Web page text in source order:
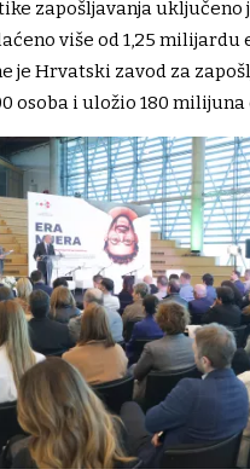
zapošljavanja uključeno
više od 1,25 milijardu
je Hrvatski zavod za
osoba i uložio 180 milijuna